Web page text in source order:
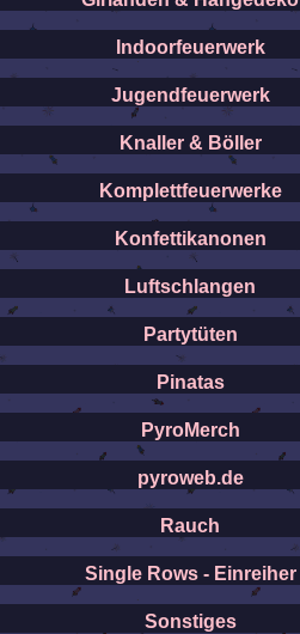
Indoorfeuerwerk
Jugendfeuerwerk
Knaller & Böller
Komplettfeuerwerke
Konfettikanonen
Luftschlangen
Partytüten
Pinatas
PyroMerch
pyroweb.de
Rauch
Single Rows - Einreiher
Sonstiges